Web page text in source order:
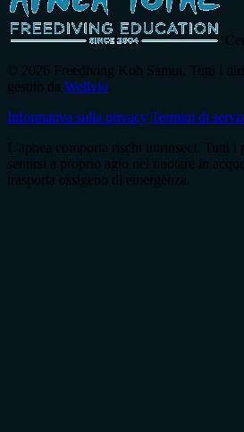
© 2026 Freediving Koh Samui. Tutti i
gestito da Wellvio
Informativa sulla privacy Termini di
L'apnea comporta rischi intrinseci. Tutti i
sentirsi a proprio agio nel nuotare in
trasporta ossigeno di emergenza.